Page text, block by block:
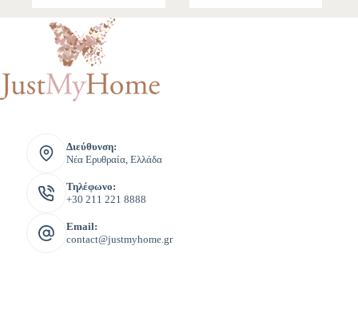
Διεύθυνση:
Νέα Ερυθραία, Ελλάδα
Τηλέφωνο:
+30 211 221 8888
Email:
contact@justmyhome.gr